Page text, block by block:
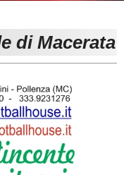
Carica la tua Rosa
di Macerata